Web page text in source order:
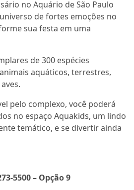
no Aquário de São Paulo
de fortes emoções no
sua festa em uma
de 300 espécies
aquáticos, terrestres,
pelo complexo, você poderá
no espaço Aquakids, um lindo
temático, e se divertir ainda
5500 – Opção 9